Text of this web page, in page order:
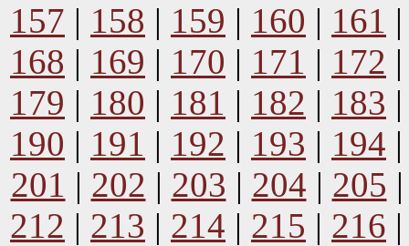
157 | 158 | 159 | 160 | 161
168 | 169 | 170 | 171 | 172
179 | 180 | 181 | 182 | 183
190 | 191 | 192 | 193 | 194
201 | 202 | 203 | 204 | 205
212 | 213 | 214 | 215 | 216